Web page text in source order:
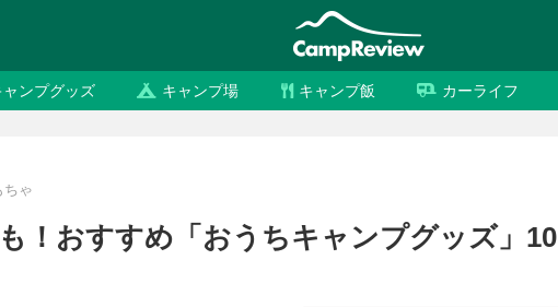
ャンプグッズ キャンプ場 キャンプ飯 カーライフ
ちゃ
！おすすめ「おうちキャンプグッズ」10